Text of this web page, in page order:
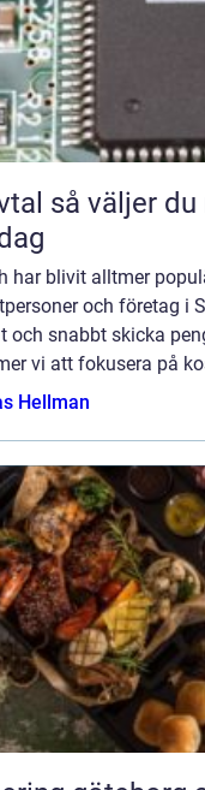
för plånbok och
har blivit alltmer
och företag i
och snabbt skicka
vi att fokusera på
Hellman